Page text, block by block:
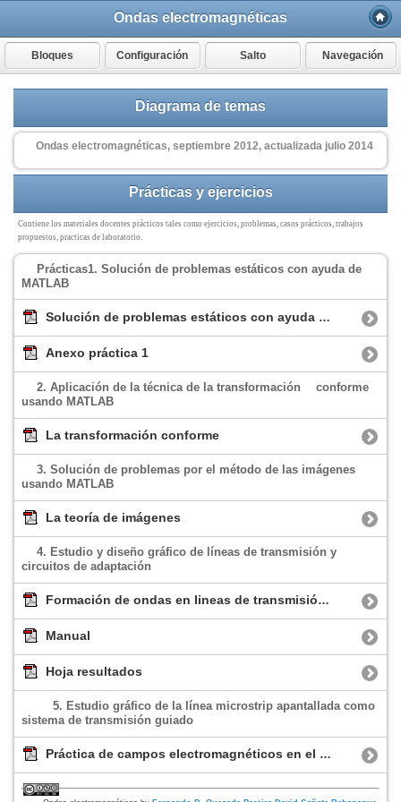
Ondas electromagnéticas
Bloques Configuración Salto Navegación
Diagrama de temas
Ondas electromagnéticas, septiembre 2012, actualizada julio 2014
Prácticas y ejercicios
Contiene los materiales docentes prácticos tales como ejercicios, problemas, casos prácticos, trabajos
propuestos, practicas de laboratorio.
Prácticas1. Solución de problemas estáticos con ayuda de
MATLAB
Solución de problemas estáticos con ayuda de
Anexo práctica 1
2. Aplicación de la técnica de la transformación
conforme
usando MATLAB
La transformación conforme
3. Solución de problemas por el método de las imágenes
usando MATLAB
La teoría de imágenes
4. Estudio y diseño gráfico de líneas de transmisión y
circuitos de adaptación
Formación de ondas en lineas de transmisión con excitación senoidal
Manual
Hoja resultados
5. Estudio gráfico de la línea microstrip apantallada como
sistema de transmisión guiado
Práctica de campos electromagnéticos en el interior de una línea de transmisión impresa apantallada